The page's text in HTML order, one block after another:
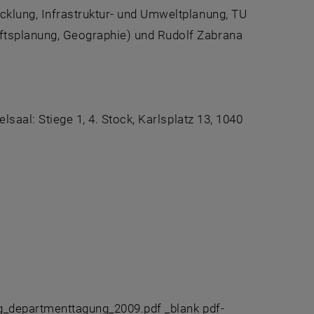
Infrastruktur- und Umweltplanung, TU
Geographie) und Rudolf Zabrana
Stiege 1, 4. Stock, Karlsplatz 13, 1040
_blank pdf-